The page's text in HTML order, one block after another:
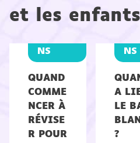
et les enfants
QUAND
COMME
NCER À
RÉVISE
R POUR
NS
A
LE
?
NS